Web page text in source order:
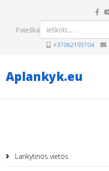
Paieška
+37062193704
Aplankyk.eu
Lankytinos vietos